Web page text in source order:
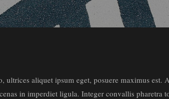
ultrices aliquet ipsum eget, posuere maximus
in imperdiet ligula. Integer convallis